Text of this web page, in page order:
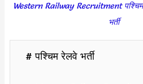
Western Railway Recruitment पश्चिम
भर्ती
# पश्चिम रेलवे भर्ती